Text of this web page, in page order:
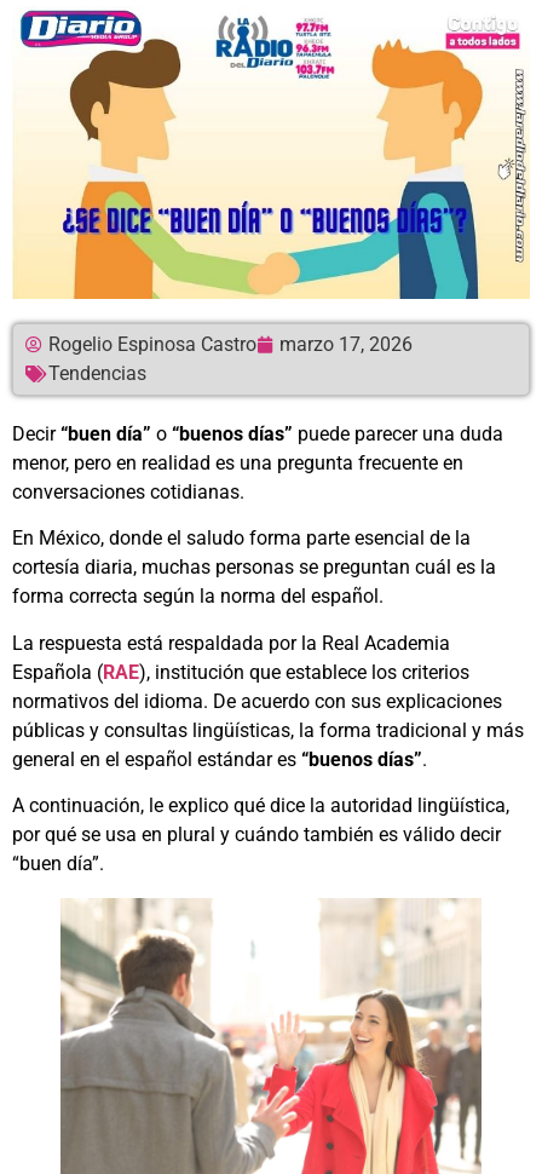
Rogelio Espinosa Castro
marzo 17, 2026
Tendencias
Decir“buen día” o “buenos días” puede parecer una duda
menor, pero en realidad es una pregunta frecuente en
conversaciones cotidianas.
En México, donde el saludo forma parte esencial de la
cortesía diaria, muchas personas se preguntan cuál es la
forma correcta según la norma del español.
La respuesta está respaldada por la Real Academia
Española (RAE), institución que establece los criterios
normativos del idioma. De acuerdo con sus explicaciones
públicas y consultas lingüísticas, la forma tradicional y más
general en el español estándar es “buenos días”.
A continuación, le explico qué dice la autoridad lingüística,
por qué se usa en plural y cuándo también es válido decir
“buen día”.